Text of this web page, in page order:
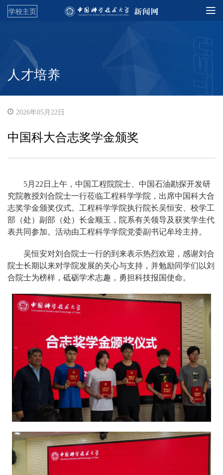
学校主页
人才培养
2026年05月22日
中国科大合志奖学金颁奖
5月22日上午，中国工程院院士、中国石油勘探开发研
究院教授刘合院士一行莅临工程科学学院，出席中国科大合
志奖学金颁奖仪式。工程科学学院执行院长吴恒安、校学工
部（处）副部（处）长金顺玉，院系有关领导及获奖学生代
表共同参加。活动由工程科学学院党委副书记牟玲主持。
吴恒安对刘合院士一行的到来表示热烈欢迎，感谢刘合
院士长期以来对学院发展的关心与支持，并勉励同学们以刘
合院士为榜样，砥砺学术志趣，勇担科技报国使命。